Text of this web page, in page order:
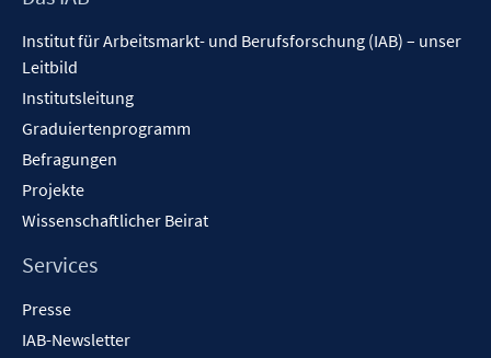
Institut für Arbeitsmarkt- und Berufsforschung (IAB) – unser
Leitbild
Institutsleitung
Graduiertenprogramm
Befragungen
Projekte
Wissenschaftlicher Beirat
Services
Presse
IAB-Newsletter